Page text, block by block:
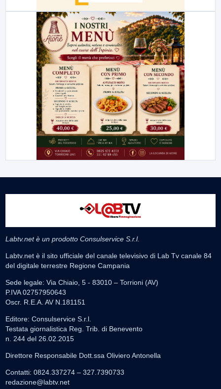
Labtv.net è un prodotto Consulservice S.r.l.
Labtv.net è il sito ufficiale del canale televisivo di Lab Tv canale 84
del digitale terrestre Regione Campania
Sede legale: Via Chiaio, 5 - 83010 – Torrioni (AV)
P.IVA 02757950643
Oscr. R.E.A. AV N.181151
Editore: Consulservice S.r.l.
Testata giornalistica Reg. Trib. di Benevento
n. 244 del 26.02.2015
Direttore Responsabile Dott.ssa Oliviero Antonella
Contatti: 0824.337274 – 327.7390733
redazione@labtv.net